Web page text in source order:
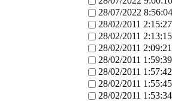
28/07/2022 8:56:04
28/02/2011 2:15:27
28/02/2011 2:13:15
28/02/2011 2:09:21
28/02/2011 1:59:39
28/02/2011 1:57:42
28/02/2011 1:55:45
28/02/2011 1:53:34